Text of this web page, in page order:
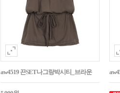
aw4519 끈SET나그랑박시티_브라운